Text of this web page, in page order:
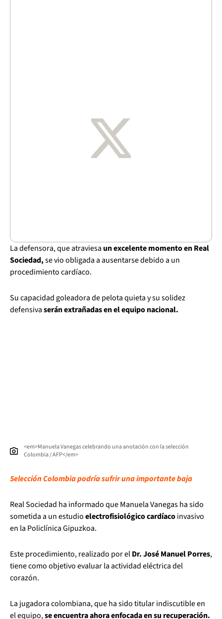
La defensora, que atraviesa un excelente momento en Real
Sociedad,se vio obligada a ausentarse debido a un
procedimiento cardíaco.
Su capacidad goleadora de pelota quieta y su solidez
defensivaserán extrañadas en el equipo nacional.
<em>Manuela Vanegas celebrando una anotación con la selección
Colombia / AFP</em>
Selección Colombia podría sufrir una importante baja
Real Sociedad ha informado que Manuela Vanegas ha sido
sometida a un estudioelectrofisiológico cardíacoinvasivo
en la Policlínica Gipuzkoa.
Este procedimiento, realizado por elDr. José Manuel Porres,
tiene como objetivo evaluar la actividad eléctrica del
corazón.
La jugadora colombiana, que ha sido titular indiscutible en
el equipo,se encuentra ahora enfocada en su recuperación.